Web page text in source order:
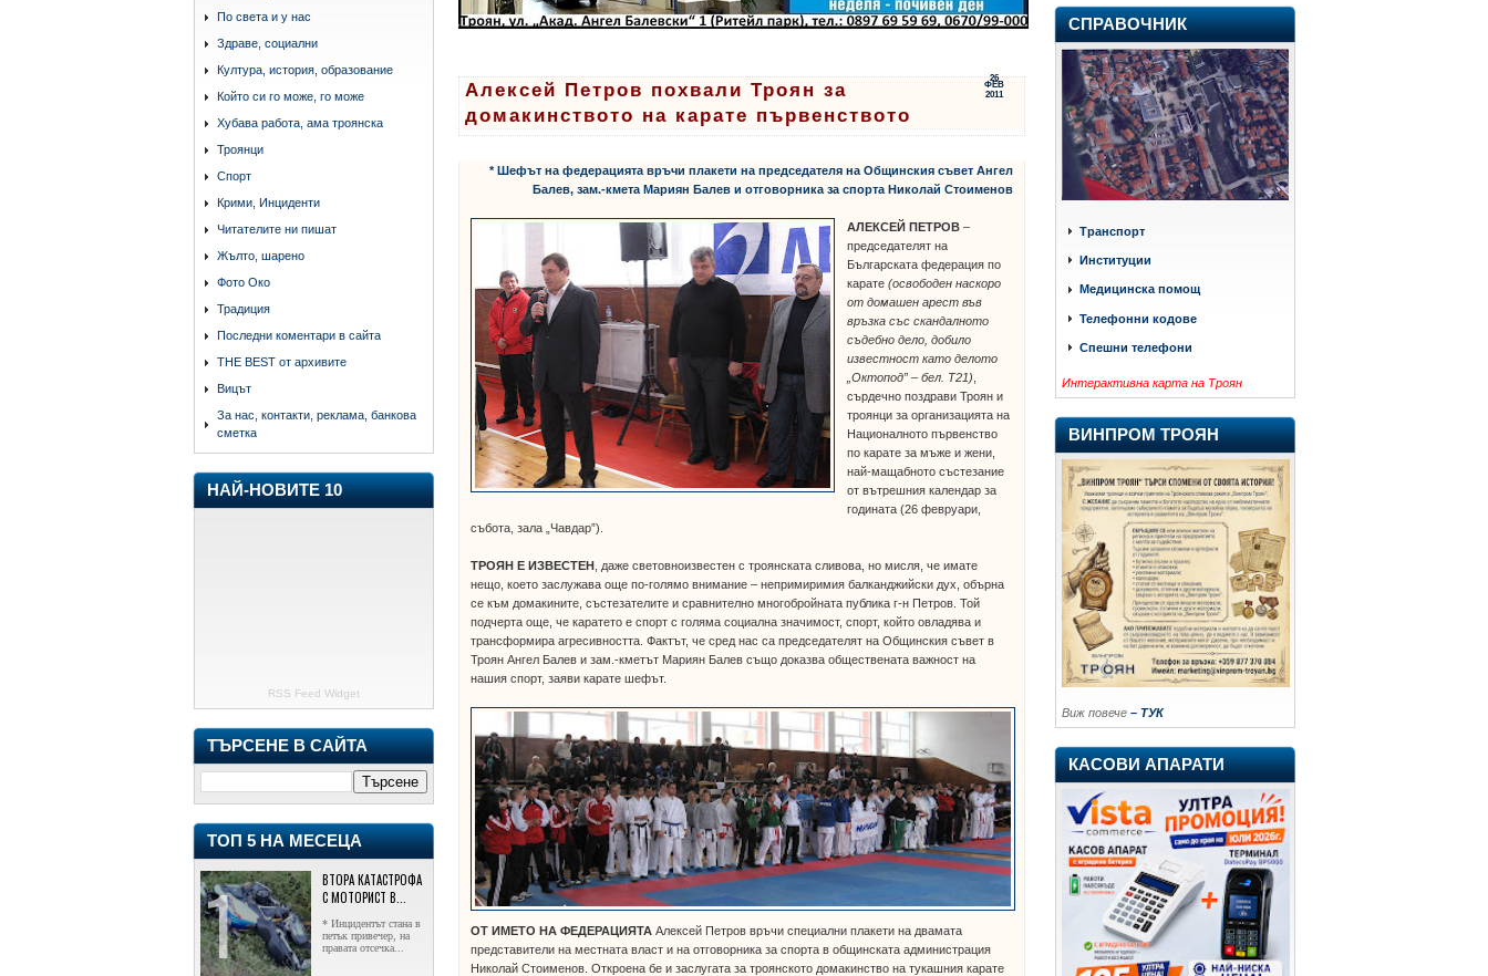
По света и у нас
Здраве, социални
Култура, история, образование
Който си го може, го може
Хубава работа, ама троянска
Троянци
Спорт
Крими, Инциденти
Читателите ни пишат
Жълто, шарено
Фото Око
Традиция
Последни коментари в сайта
THE BEST от архивите
Вицът
За нас, контакти, реклама, банкова
сметка
НАЙ-НОВИТЕ 10
RSS Feed Widget
ТЪРСЕНЕ В САЙТА
ТОП 5 НА МЕСЕЦА
ВТОРА КАТАСТРОФА
С МОТОРИСТ В...
* Инцидентът стана в
петък привечер, на
правата отсечка...
26
ФЕВ
2011
Алексей Петров похвали Троян за
домакинството на карате първенството
* Шефът на федерацията връчи плакети на председателя на Общинския съвет Ангел
Балев, зам.-кмета Мариян Балев и отговорника за спорта Николай Стоименов
АЛЕКСЕЙ ПЕТРОВ–
председателят на
Българската федерация по
карате(освободен наскоро
от домашен арест във
връзка със скандалното
съдебно дело, добило
известност като делото
„Октопод” – бел. Т21)
сърдечно поздрави Троян и
троянци за организацията на
Националното първенство
по карате за мъже и жени,
най-мащабното състезание
от вътрешния календар за
годината (26 февруари,
събота, зала „Чавдар”).
ТРОЯН Е ИЗВЕСТЕН , даже световноизвестен с троянската сливова, но мисля, че имате
нещо, което заслужава още по-голямо внимание – непримиримия балканджийски дух, обърна
се към домакините, състезателите и сравнително многобройната публика г-н Петров. Той
подчерта още, че каратето е спорт с голяма социална значимост, спорт, който овладява и
трансформира агресивността. Фактът, че сред нас са председателят на Общинския съвет в
Троян Ангел Балев и зам.-кметът Мариян Балев също доказва обществената важност на
нашия спорт, заяви карате шефът.
ОТ ИМЕТО НА ФЕДЕРАЦИЯТААлексей Петров връчи специални плакети на двамата
представители на местната власт и на отговорника за спорта в общинската администрация
Николай Стоименов. Откроена бе и заслугата за троянското домакинство на тукашния карате
СПРАВОЧНИК
Транспорт
Институции
Медицинска помощ
Телефонни кодове
Спешни телефони
Интерактивна карта на Троян
ВИНПРОМ ТРОЯН
Виж повече – ТУК
КАСОВИ АПАРАТИ